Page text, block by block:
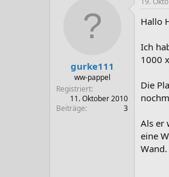
a
m
gurke111
ww-pappel
Registriert
11. Oktober 2010
Beiträge
3
Hallo
Ich
1000
Die
Als er
eine